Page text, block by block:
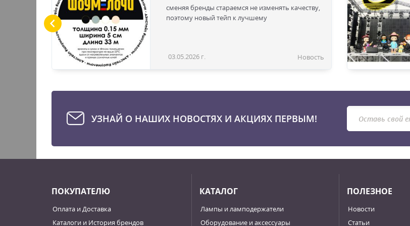
сменяя бренды стараемся не изменять качеству,
поэтому новый тейп к лучшему
03.05.2026 г. Новость
УЗНАЙ О НАШИХ НОВОСТЯХ И АКЦИЯХ ПЕРВЫМ!
ПОКУПАТЕЛЮ
Оплата и Доставка
Каталоги и История брендов
КАТАЛОГ
Лампы и ламподержатели
Оборудование и аксессуары
ПОЛЕЗНОЕ
Новости
Статьи